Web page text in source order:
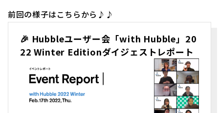
前回の様子はこちらから♪♪
🎉 Hubbleユーザー会「with Hubble」20
22 Winter Editionダイジェストレポート